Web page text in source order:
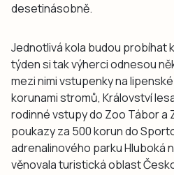
desetinásobně.
Jednotlivá kola budou probíhat
týden si tak výherci odnesou
mezi nimi vstupenky na
korunami stromů, Království
rodinné vstupy do Zoo Tábor a
poukazy za 500 korun do
adrenalinového parku Hluboká
věnovala turistická oblast